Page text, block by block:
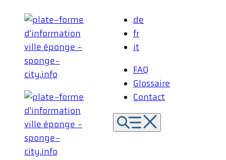
contenu
de
fr
it
FAQ
Glossaire
Contact